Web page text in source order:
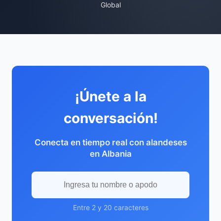
Global
¡Únete a la
conversación!
Conecta en tiempo real con alandeses
en Albania
Entre 2 y 20 caracteres